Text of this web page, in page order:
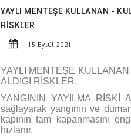
YAYLI MENTEŞE KULLANAN -
RİSKLER
15 Eylül 2021
YAYLI MENTEŞE
ALDIGI RİSKLER.
YANGININ YAYILMA RİSKİ
sağlayarak yangının ve
kapının tam kapanmasını
hızlanır.